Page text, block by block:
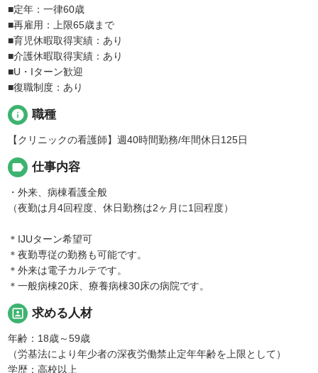
■定年：一律60歳
■再雇用：上限65歳まで
■育児休暇取得実績：あり
■介護休暇取得実績：あり
■U・Iターン歓迎
■復職制度：あり
info 職種
【クリニックの看護師】週40時間勤務/年間休日125日
label 仕事内容
・外来、病棟看護全般
（夜勤は月4回程度、休日勤務は2ヶ月に1回程度）
＊IJUターン希望可
＊夜勤専従の勤務も可能です。
＊外来は電子カルテです。
＊一般病棟20床、療養病棟30床の病院です。
portrait 求める人材
年齢：18歳～59歳
（労基法により年少者の深夜労働禁止定年年齢を上限として）
学歴：高校以上